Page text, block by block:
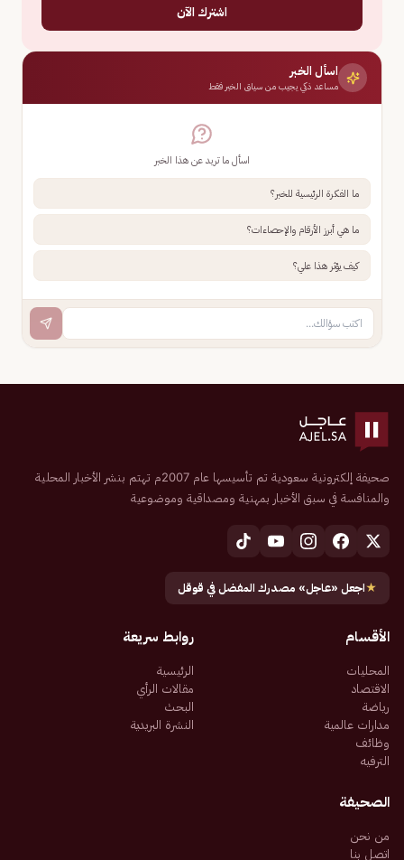
اشترك الآن
اسأل الخبر
مساعد ذكي يجيب من سياق الخبر فقط
اسأل ما تريد عن هذا الخبر
ما الفكرة الرئيسية للخبر؟
ما هي أبرز الأرقام والإحصاءات؟
كيف يؤثر هذا علي؟
صحيفة إلكترونية سعودية تم تأسيسها عام 2007م تهتم بنشر الأخبار المحلية
والمنافسة في سبق الأخبار بمهنية ومصداقية وموضوعية
★اجعل «عاجل» مصدرك المفضل في قوقل
الأقسام
المحليات
الاقتصاد
رياضة
مدارات عالمية
وظائف
الترفيه
روابط سريعة
الرئيسية
مقالات الرأي
البحث
النشرة البريدية
الصحيفة
من نحن
اتصل بنا